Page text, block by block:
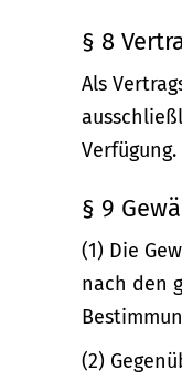
§ 8
Als
Verfügung.
§ 9
(1) Die
nach den
(2)